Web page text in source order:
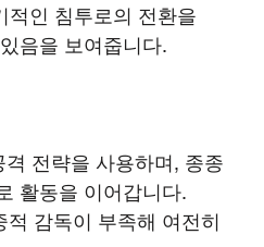
적인 침투로의 전환을
음을 보여줍니다.
전략을 사용하며, 종종
활동을 이어갑니다.
감독이 부족해 여전히